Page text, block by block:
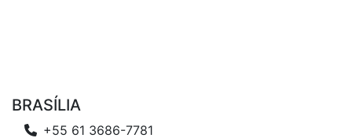
BRASÍLIA
+55 61 3686-7781